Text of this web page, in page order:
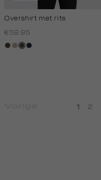
Overshirt met rits
€59.95
donkerbruin
kit,donkerkhaki
blauw,
1 2